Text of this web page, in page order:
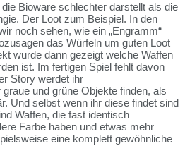
Bioware schlechter darstellt als die
Der Loot zum Beispiel. In den
noch sehen, wie ein „Engramm“
das Würfeln um guten Loot
wurde dann gezeigt welche Waffen
ist. Im fertigen Spiel fehlt davon
Story werdet ihr
und grüne Objekte finden, als
Und selbst wenn ihr diese findet sind
Waffen, die fast identisch
Farbe haben und etwas mehr
eine komplett gewöhnliche